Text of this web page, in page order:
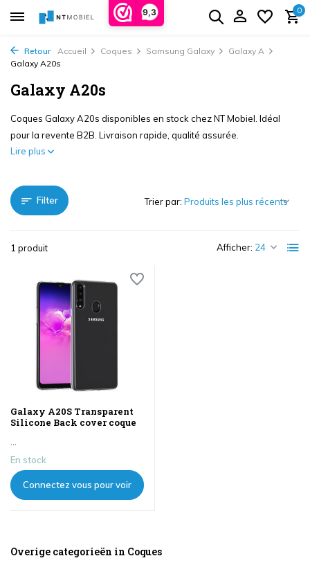
9,3 0
Retour Accueil Coques Samsung Galaxy
Galaxy A
Galaxy A20s
Galaxy A20s
Coques Galaxy A20s disponibles en stock chez NT Mobiel. Idéal
pour la revente B2B. Livraison rapide, qualité assurée.
Lire plus
Filter
1 produit Afficher:
Trier par:
Galaxy A20S Transparent
Silicone Back cover coque
En stock
Connectez vous pour voir
Overige categorieën in Coques